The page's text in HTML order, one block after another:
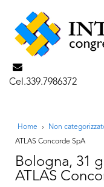
Cel.339.7986372
Home › Non
ATLAS Concorde SpA
Bologna, 31
ATLAS